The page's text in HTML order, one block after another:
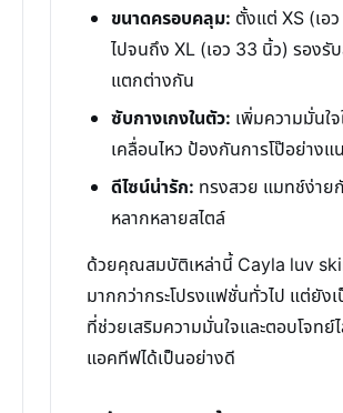
ขนาดครอบคลุม: ตั้งแต่ XS (เอ
ไปจนถึง XL (เอว 33 นิ้ว) รองรั
แตกต่างกัน
ซับกางเกงในตัว: เพิ่มความมั่นใ
เคลื่อนไหว ป้องกันการโป๊อย่างแ
ดีไซน์น่ารัก: ทรงสวย แมทช์ง่าย
หลากหลายสไตล์
ด้วยคุณสมบัติเหล่านี้ Cayla luv
มากกว่ากระโปรงแฟชั่นทั่วไป แต่ยังเ
ที่ช่วยเสริมความมั่นใจและตอบโจทย์
แอคทีฟได้เป็นอย่างดี